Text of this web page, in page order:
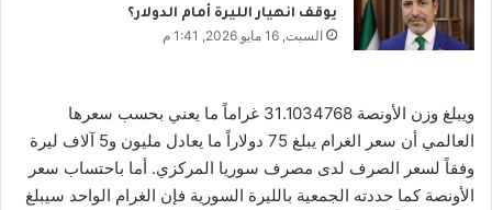
يوقف انهيار الليرة أمام الدولار؟
السبت, 16 مايو 2026, 1:41 م
ويبلغ وزن الأونصة 31.1034768 غراماً ما يعني بحسب سعرها
العالمي أن سعر الغرام يبلغ 75 دولاراً ما يعادل مليون و5 آلاف ليرة
وفقاً لسعر الصرف لدى مصرف سوريا المركزي. أما باحتساب سعر
الأونصة كما حددته الجمعية بالليرة السورية فإن الغرام الواحد سيبلغ